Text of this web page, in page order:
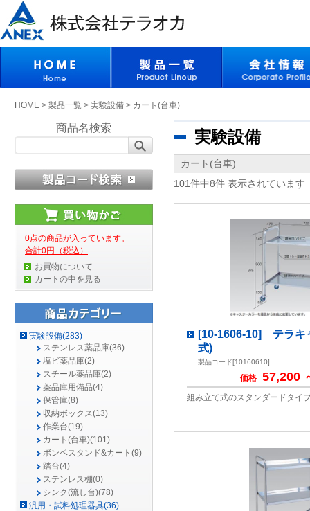
HOME > 製品一覧 > 実験設備 > カート(台車)
商品名検索
0点の商品が入っています。
合計0円（税込）
お買物について
カートの中を見る
実験設備(283)
ステンレス薬品庫(36)
塩ビ薬品庫(2)
スチール薬品庫(2)
薬品庫用備品(4)
保管庫(8)
収納ボックス(13)
作業台(19)
カート(台車)(101)
ボンベスタンド&カート(9)
踏台(4)
ステンレス棚(0)
シンク(流し台)(78)
汎用・試料処理器具(36)
実験設備
カート(台車)
101件中8件 表示されています
[10-1606-10] テラキ
式)
製品コード[10160610]
価格 57,200
組み立て式のスタンダードタイ